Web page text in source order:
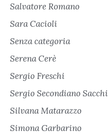
Salvatore Romano
Sara Cacioli
Senza categoria
Serena Cerè
Sergio Freschi
Sergio Secondiano Sacchi
Silvana Matarazzo
Simona Garbarino